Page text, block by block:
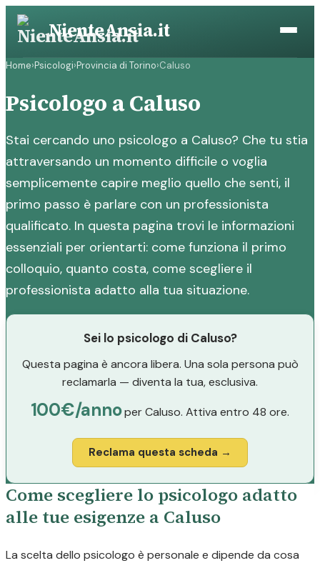
Vai
contenuto
NienteAnsia.it
Home›Psicologi›Provincia di Torino›Caluso
Psicologo a Caluso
Stai cercando uno psicologo a Caluso? Che tu stia
attraversando un momento difficile o voglia
semplicemente capire meglio quello che senti, il
primo passo è parlare con un professionista
qualificato. In questa pagina trovi le informazioni
essenziali per orientarti: come funziona il primo
colloquio, quanto costa, come scegliere il
professionista adatto alla tua situazione.
Sei lo psicologo di Caluso?
Questa pagina è ancora libera. Una sola persona può
reclamarla — diventa la tua, esclusiva.
100€/annoper Caluso. Attiva entro 48 ore.
Reclama questa scheda →
Come scegliere lo psicologo adatto
alle tue esigenze a Caluso
La scelta dello psicologo è personale e dipende da cosa